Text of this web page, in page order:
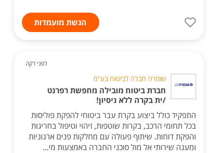
הגשת מועמדות
לפני דקה
שומרה חברה לביטוח בע"מ
חברת ביטוח מובילה מחפשת רפרנט
/ית בקרה ללא ניסיון!
התפקיד כולל ביצוע בקרת עבר ביטוחי להפקת פוליסות
בכל תחומי הרכב, בקרות שוטפות, זיהוי וטיפול בחריגות
והפקת דוחות. שיתוף פעולה עם מחלקות פנים ארגוניות
ומענה שירותי אל מול סוכני החברה באמצעות מי...